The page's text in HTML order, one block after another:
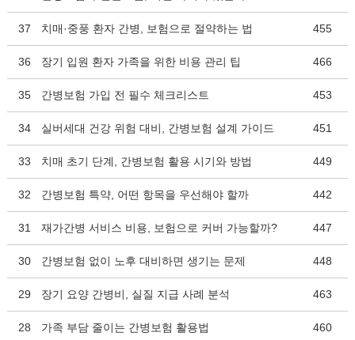
37 치매·중풍 환자 간병, 보험으로 절약하는 법 455
36 장기 입원 환자 가족을 위한 비용 관리 팁 466
35 간병보험 가입 전 필수 체크리스트 453
34 실버세대 건강 위험 대비, 간병보험 설계 가이드 451
33 치매 초기 단계, 간병보험 활용 시기와 방법 449
32 간병보험 특약, 어떤 항목을 우선해야 할까 442
31 재가간병 서비스 비용, 보험으로 커버 가능할까? 447
30 간병보험 없이 노후 대비하면 생기는 문제 448
29 장기 요양 간병비, 실질 지급 사례 분석 463
28 가족 부담 줄이는 간병보험 활용법 460